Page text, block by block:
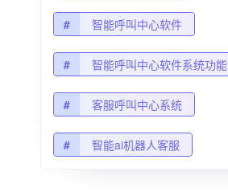
# 智能呼叫中心软件
# 智能呼叫中心软件系统功能
# 客服呼叫中心系统
# 智能ai机器人客服